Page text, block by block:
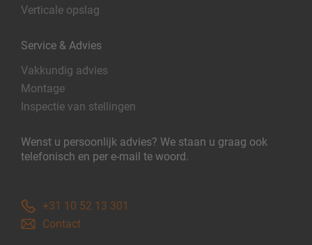
Verticale opslag
Service & Advies
Vakkundig advies
Montage
Inspectie van stellingen
Wenst u persoonlijk advies? We staan u graag ook
telefonisch en per e-mail te woord.
+31 10 52 13 301
Contact